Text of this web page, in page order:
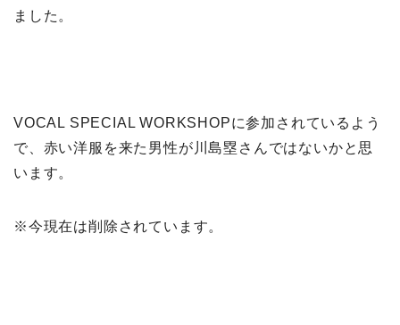
ました。
VOCAL SPECIAL WORKSHOPに参加されているよう
で、赤い洋服を来た男性が川島塁さんではないかと思
います。
※今現在は削除されています。